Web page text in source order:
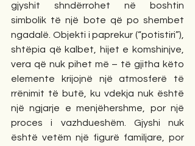
gjyshit shndërrohet në boshtin
simbolik të një bote që po shembet
ngadalë. Objekti i paprekur (“potistiri”),
shtëpia që kalbet, hijet e komshinjve,
vera që nuk pihet më – të gjitha këto
elemente krijojnë një atmosferë të
rrënimit të butë, ku vdekja nuk është
një ngjarje e menjëhershme, por një
proces i vazhdueshëm. Gjyshi nuk
është vetëm një figurë familjare, por